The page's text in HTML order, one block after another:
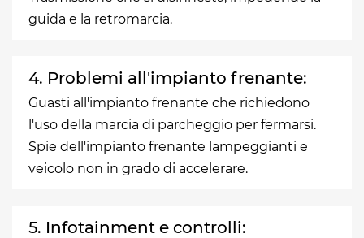
guida e la retromarcia.
4. Problemi all'impianto frenante:
Guasti all'impianto frenante che richiedono
l'uso della marcia di parcheggio per fermarsi.
Spie dell'impianto frenante lampeggianti e
veicolo non in grado di accelerare.
5. Infotainment e controlli: